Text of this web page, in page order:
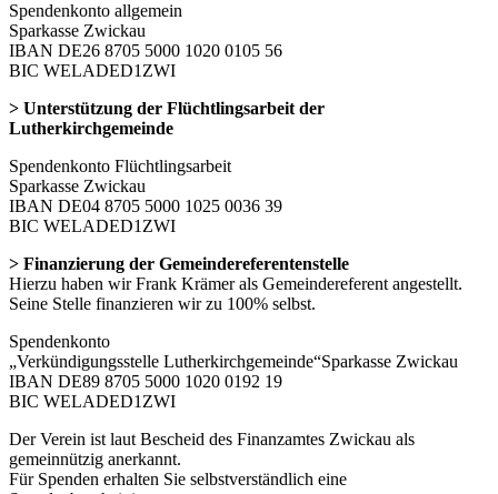
Spendenkonto allgemein
Sparkasse Zwickau
IBAN DE26 8705 5000 1020 0105 56
BIC WELADED1ZWI
> Unterstützung der Flüchtlingsarbeit der
Lutherkirchgemeinde
Spendenkonto Flüchtlingsarbeit
Sparkasse Zwickau
IBAN DE04 8705 5000 1025 0036 39
BIC WELADED1ZWI
> Finanzierung der Gemeindereferentenstelle
Hierzu haben wir Frank Krämer als Gemeindereferent angestellt.
Seine Stelle finanzieren wir zu 100% selbst.
Spendenkonto
„Verkündigungsstelle Lutherkirchgemeinde“Sparkasse Zwickau
IBAN DE89 8705 5000 1020 0192 19
BIC WELADED1ZWI
Der Verein ist laut Bescheid des Finanzamtes Zwickau als
gemeinnützig anerkannt.
Für Spenden erhalten Sie selbstverständlich eine